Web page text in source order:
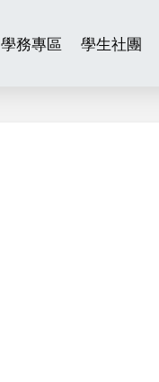
學務專區 學生社團